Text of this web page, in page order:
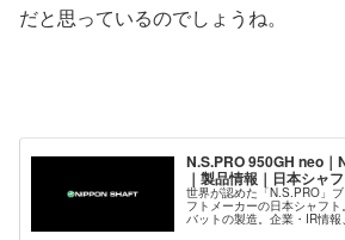
だと思っているのでしょうね。
N.S.PRO 950GH neo｜
｜製品情報｜日本シャ
世界が認めた「N.S.PRO」
フトメーカーの日本シャフ
バットの製造。企業・IR情報